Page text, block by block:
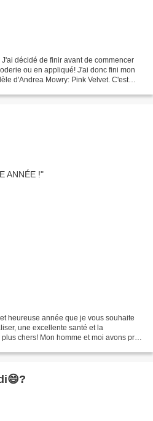
décidé de finir avant de commencer
ou en appliqué! J'ai donc fini mon
d'Andrea Mowry: Pink Velvet. C'est
heureuse année que je vous souhaite
une excellente santé et la
chers! Mon homme et moi avons pris